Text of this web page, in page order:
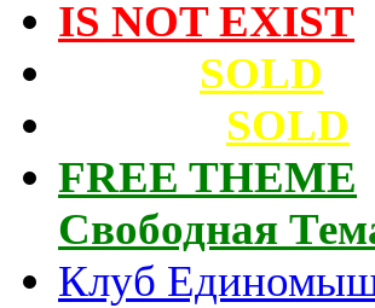
IS NOT EXIST
SOLD
SOLD
FREE THEME
Свободная
Клуб